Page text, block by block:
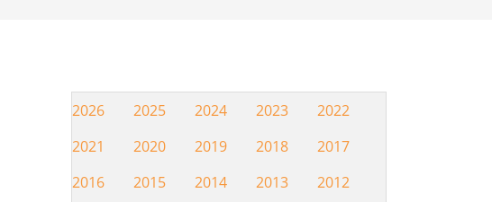
Hemeroteca
2026 2025 2024 2023
2022
2021
2020 2019 2018
2017
2016
2015 2014 2013
2012